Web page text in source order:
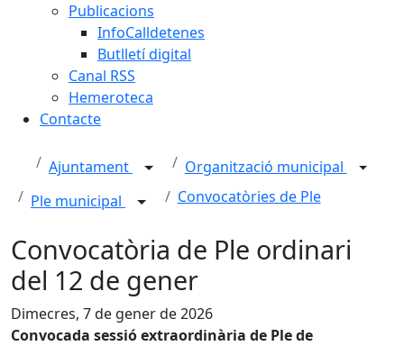
Publicacions
InfoCalldetenes
Butlletí digital
Canal RSS
Hemeroteca
Contacte
Ajuntament
Organització municipal
Ple municipal
Convocatòries de Ple
Convocatòria de Ple ordinari
del 12 de gener
Dimecres, 7 de gener de 2026
Convocada sessió extraordinària de Ple de